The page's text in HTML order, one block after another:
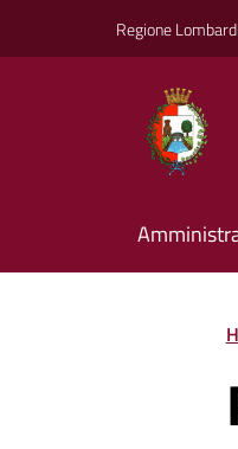
Regione